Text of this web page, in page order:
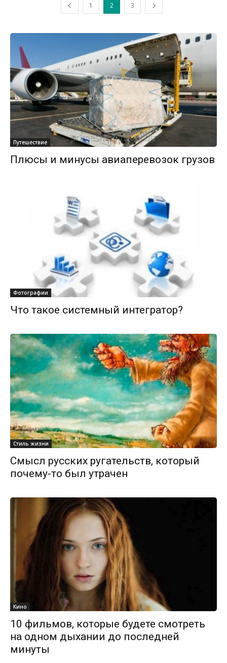
1 2 3
Путешествие
Плюсы и минусы авиаперевозок грузов
Фотографии
Что такое системный интегратор?
Стиль жизни
Смысл русских ругательств, который
почему-то был утрачен
Кино
10 фильмов, которые будете смотреть
на одном дыхании до последней
минуты